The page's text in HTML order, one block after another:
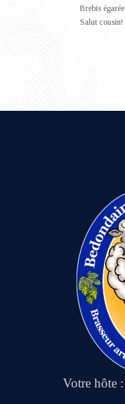
Brebis égarée
Salut cousin!
Votre hôte